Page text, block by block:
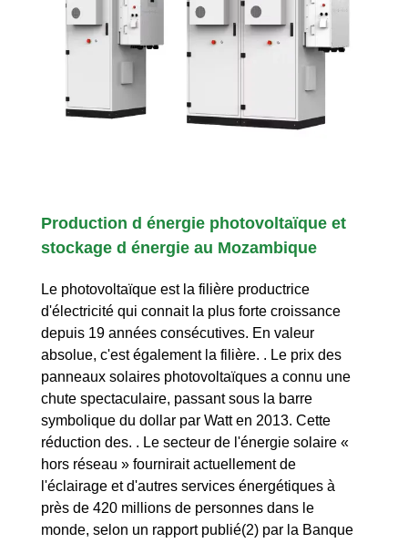
Production d énergie photovoltaïque et
stockage d énergie au Mozambique
Le photovoltaïque est la filière productrice
d'électricité qui connait la plus forte croissance
depuis 19 années consécutives. En valeur
absolue, c'est également la filière. . Le prix des
panneaux solaires photovoltaïques a connu une
chute spectaculaire, passant sous la barre
symbolique du dollar par Watt en 2013. Cette
réduction des. . Le secteur de l'énergie solaire «
hors réseau » fournirait actuellement de
l'éclairage et d'autres services énergétiques à
près de 420 millions de personnes dans le
monde, selon un rapport publié(2) par la Banque